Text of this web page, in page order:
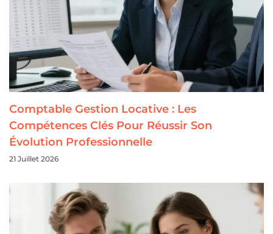
Comptable Gestion Locative : Les
Compétences Clés Pour Réussir Son
Évolution Professionnelle
21 Juillet 2026